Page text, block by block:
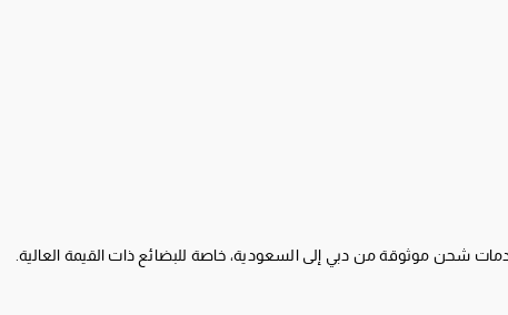
شحن موثوقة من دبي إلى السعودية، خاصة للبضائع ذات القيمة العالية.